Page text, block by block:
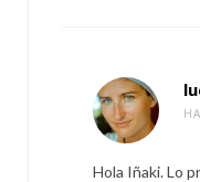
Hola Iñaki. Lo